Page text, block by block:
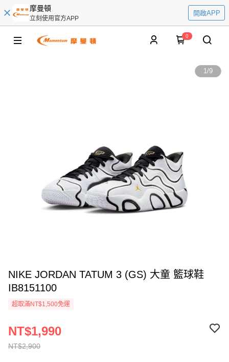
摩曼頓
立刻使用官方APP
開啟APP
0
1/9
NIKE JORDAN TATUM 3 (GS) 大童 籃球鞋
IB8151100
超取滿NT$1,500免運
NT$2,900
NT$1,990